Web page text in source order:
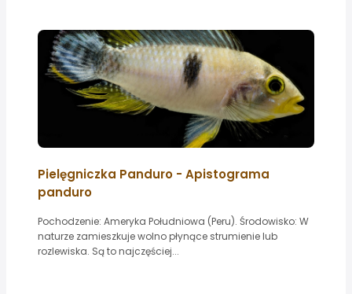
Pielęgniczka Panduro - Apistograma
panduro
Pochodzenie: Ameryka Południowa (Peru). Środowisko: W
naturze zamieszkuje wolno płynące strumienie lub
rozlewiska. Są to najczęściej...